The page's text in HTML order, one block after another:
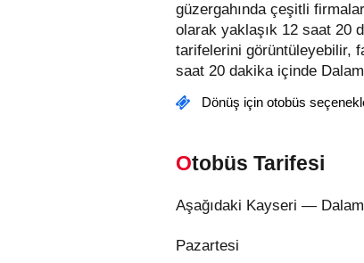
güzergahında çeşitli
olarak yaklaşık 12 saat 20
tarifelerini görüntüleyebilir,
saat 20 dakika içinde
Dönüş için otobüs
Otobüs Tarifesi
Aşağıdaki Kayseri —
Pazartesi